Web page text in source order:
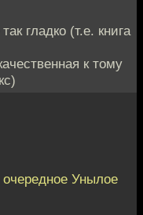
гладко (т.е. книга
к тому
Унылое